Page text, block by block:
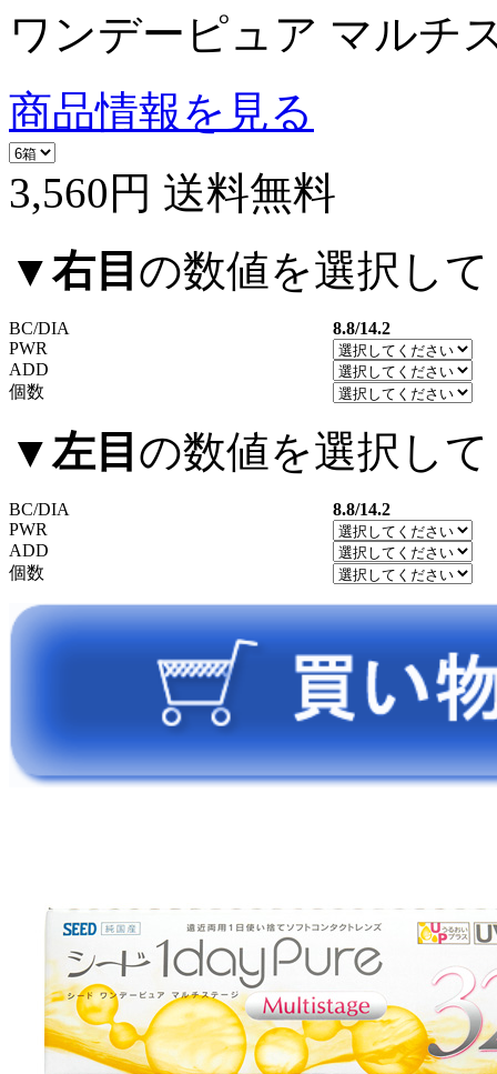
ワンデーピュア マルチ
商品情報を見る
3,560円 送料無料
▼右目 の数値を選択し
BC/DIA
8.8/14.2
PWR
ADD
個数
▼左目 の数値を選択し
BC/DIA
8.8/14.2
PWR
ADD
個数